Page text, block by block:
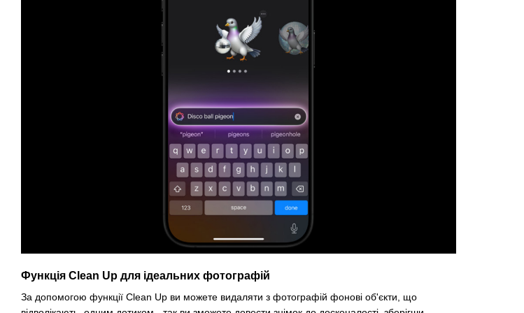
Функція Clean Up для ідеальних фотографій
За допомогою функції Clean Up ви можете видаляти з фотографій фонові об'єкти, що